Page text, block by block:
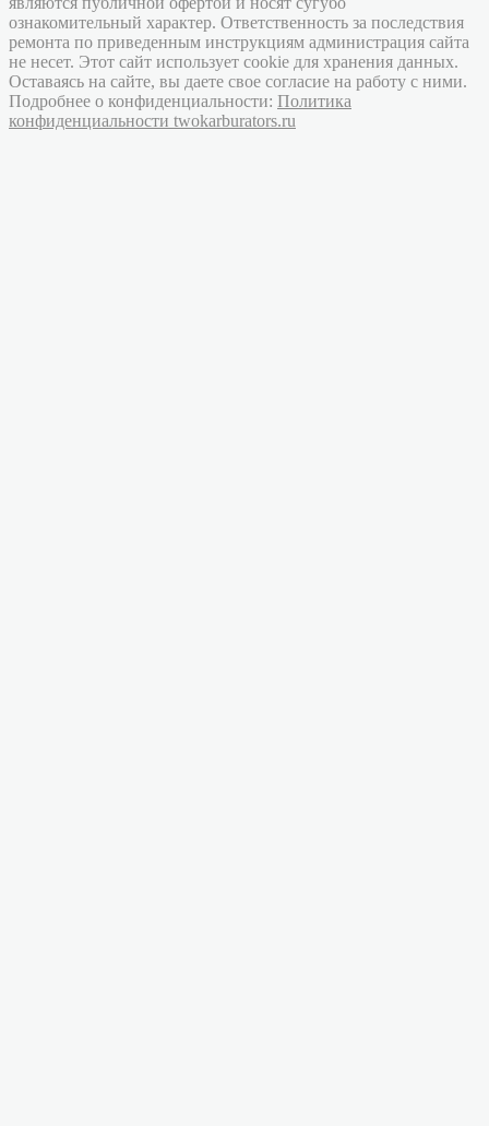
ознакомительный характер. Ответственность за последствия
ремонта по приведенным инструкциям администрация сайта
не несет. Этот сайт использует cookie для хранения данных.
Оставаясь на сайте, вы даете свое согласие на работу с ними.
Подробнее о конфиденциальности: Политика
конфиденциальности twokarburators.ru